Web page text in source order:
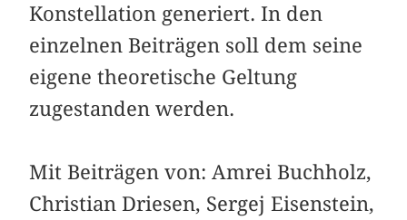
Konstellation generiert. In den
einzelnen Beiträgen soll dem seine
eigene theoretische Geltung
zugestanden werden.
Mit Beiträgen von: Amrei Buchholz,
Christian Driesen, Sergej Eisenstein,